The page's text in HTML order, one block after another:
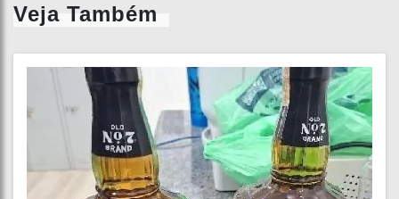
Veja Também